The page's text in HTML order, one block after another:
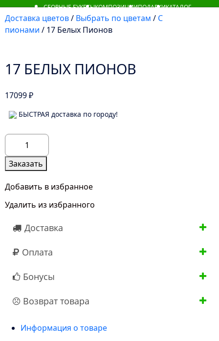
СБОРНЫЕ БУКЕТЫКОМПОЗИЦИИПОДАРКИКАТАЛОГ
Доставка цветов/ Выбрать по цветам / С
пионами / 17 Белых Пионов
17 БЕЛЫХ ПИОНОВ
17099₽
БЫСТРАЯ доставка по городу!
Количество
товара
17
Белых
Пионов
Заказать
Добавить в избранное
Удалить из избранного
Доставка
Оплата
Бонусы
Возврат товара
Информация о товаре